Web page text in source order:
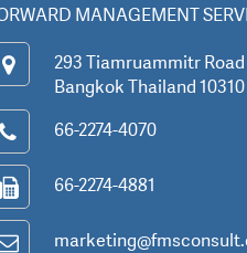
MANAGEMENT
293 Tiamruammitr
Bangkok Thailand 10310
66-2274-4070
66-2274-4881